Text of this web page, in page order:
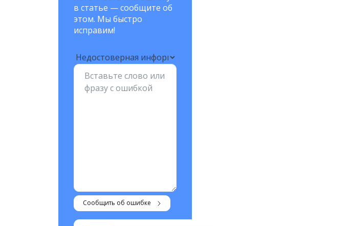
в статье — сообщите об
этом. Мы быстро
исправим!
Сообщить об ошибке